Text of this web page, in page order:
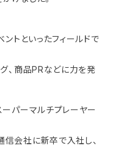
ントといったフィールドで
、商品PRなどに力を発
ーパーマルチプレーヤー
会社に新卒で入社し、